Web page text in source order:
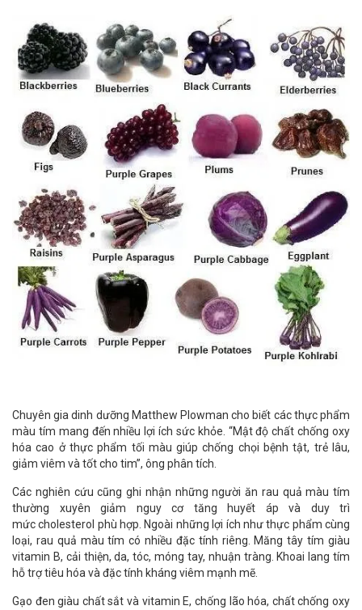
Chuyên gia dinh dưỡng Matthew Plowman cho biết các thực phẩm
màu tím mang đến nhiều lợi ích sức khỏe. “Mật độ chất chống oxy
hóa cao ở thực phẩm tối màu giúp chống chọi bệnh tật, trẻ lâu,
giảm viêm và tốt cho tim”, ông phân tích.
Các nghiên cứu cũng ghi nhận những người ăn rau quả màu tím
thường xuyên giảm nguy cơ tăng huyết áp và duy trì
mức cholesterol phù hợp. Ngoài những lợi ích như thực phẩm cùng
loại, rau quả màu tím có nhiều đặc tính riêng. Măng tây tím giàu
vitamin B, cải thiện, da, tóc, móng tay, nhuận tràng. Khoai lang tím
hỗ trợ tiêu hóa và đặc tính kháng viêm mạnh mẽ.
Gạo đen giàu chất sắt và vitamin E, chống lão hóa, chất chống oxy